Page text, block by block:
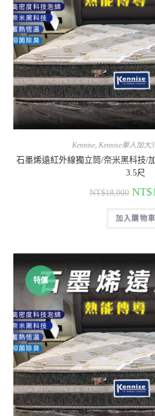
Kennise, Kennise單人加大
石墨烯遠紅外線獨立筒/奈米黑科技/
3.5尺
NT$18,000 NT$
加入購物車
特價